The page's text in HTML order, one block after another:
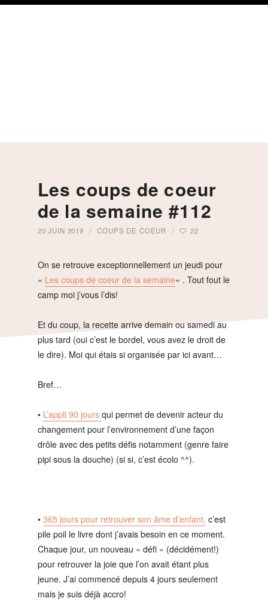
Les coups de coeur
de la semaine #112
20 JUIN 2019 COUPS DE COEUR 22
On se retrouve exceptionnellement un jeudi pour
« Les coups de coeur de la semaine« . Tout fout le
camp moi j’vous l’dis!
Et du coup, la recette arrive demain ou samedi au
plus tard (oui c’est le bordel, vous avez le droit de
le dire). Moi qui étais si organisée par ici avant…
Bref…
• L’appli 90 jours qui permet de devenir acteur du
changement pour l’environnement d’une façon
drôle avec des petits défis notamment (genre faire
pipi sous la douche) (si si, c’est écolo ^^).
• 365 jours pour retrouver son âme d’enfant, c’est
pile poil le livre dont j’avais besoin en ce moment.
Chaque jour, un nouveau « défi » (décidément!)
pour retrouver la joie que l’on avait étant plus
jeune. J’ai commencé depuis 4 jours seulement
mais je suis déjà accro!